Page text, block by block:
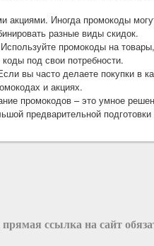
акциями. Иногда промокоды
разные виды скидок.
промокоды на
под свои потребности.
вы часто делаете покупки в
и акциях.
промокодов – это умное
предварительной
ссылка на сайт